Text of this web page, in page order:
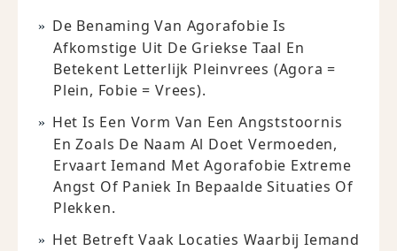
De Benaming Van Agorafobie Is
Afkomstige Uit De Griekse Taal En
Betekent Letterlijk Pleinvrees (agora =
Plein, Fobie = Vrees).
Het Is Een Vorm Van Een Angststoornis
En Zoals De Naam Al Doet Vermoeden,
Ervaart Iemand Met Agorafobie Extreme
Angst Of Paniek In Bepaalde Situaties Of
Plekken.
Het Betreft Vaak Locaties Waarbij Iemand